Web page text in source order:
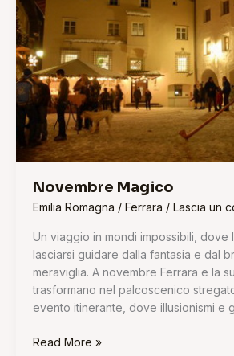
Novembre Magico
Emilia Romagna / Ferrara / Lascia un
Un viaggio in mondi impossibili, dove
lasciarsi guidare dalla fantasia e dal
meraviglia. A novembre Ferrara e la
trasformano nel palcoscenico
evento itinerante, dove illusionismi e
Read More »